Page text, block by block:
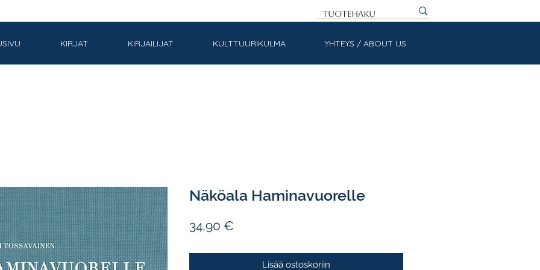
KIRJAT KIRJAILIJAT KULTTUURIKULMA YHTEYS / ABOUT US
Näköala Haminavuorelle
34,90 €
Lisää ostoskoriin